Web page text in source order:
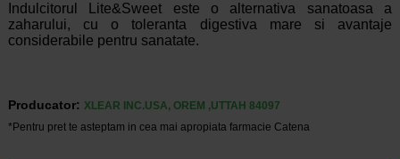
Indulcitorul Lite&Sweet este o alternativa sanatoasa a
zaharului, cu o toleranta digestiva mare si avantaje
considerabile pentru sanatate.
Producator: XLEAR INC.USA, OREM ,UTTAH 84097
*Pentru pret te asteptam in cea mai apropiata farmacie Catena